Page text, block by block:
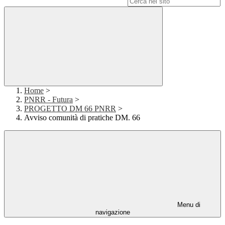
Home >
PNRR - Futura >
PROGETTO DM 66 PNRR >
Avviso comunità di pratiche DM. 66
Menu di
navigazione